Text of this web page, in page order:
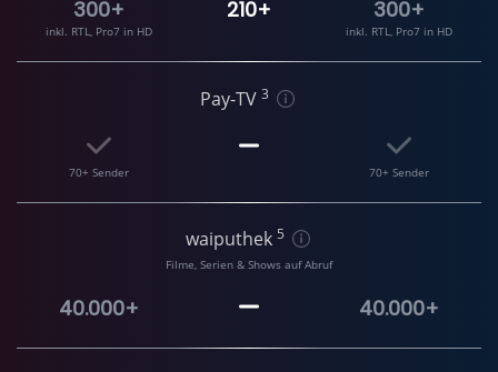
300+
inkl. RTL, Pro7 in HD
210+ 300+
inkl. RTL, Pro7 in HD
Pay-TV 3
70+ Sender 70+ Sender
waiputhek 5
Filme, Serien & Shows auf Abruf
40.000+ 40.000+